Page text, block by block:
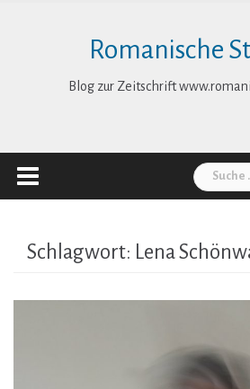
Romanische
Blog zur Zeitschrift
Suche
nach:
Schlagwort: Lena